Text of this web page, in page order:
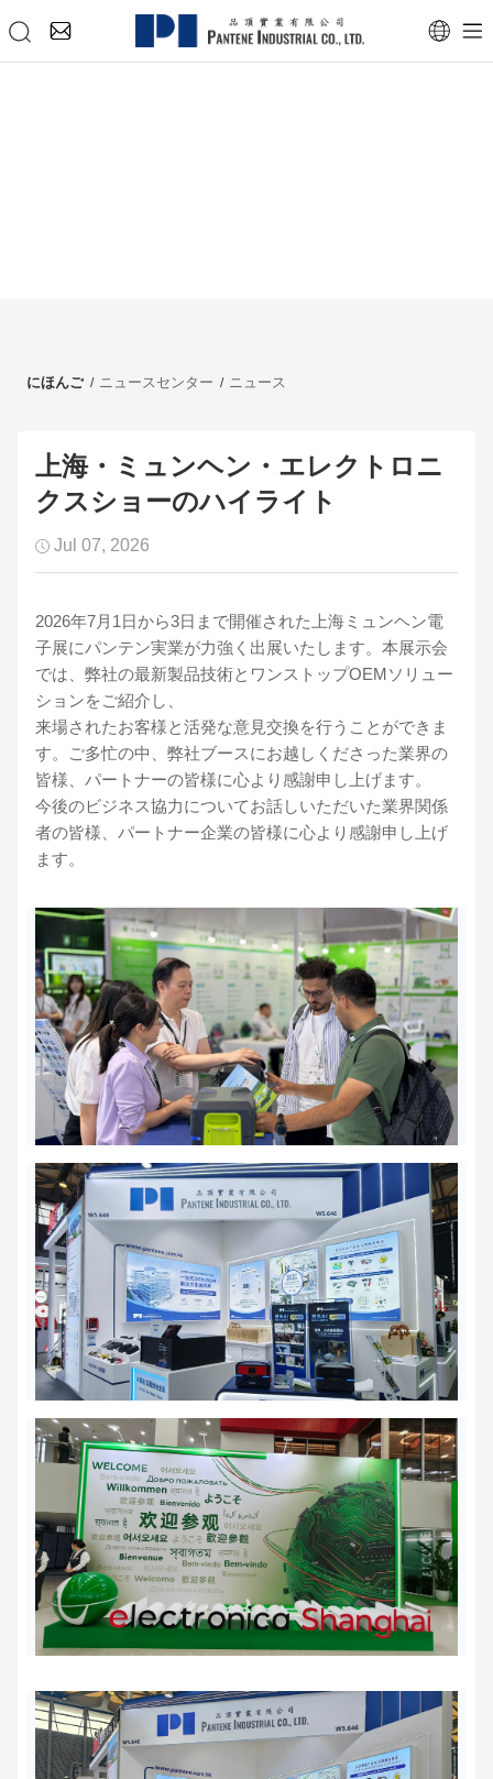
にほんご ニュースセンター ニュース
上海・ミュンヘン・エレクトロニ
クスショーのハイライト
Jul 07, 2026
2026年7月1日から3日まで開催された上海ミュンヘン電
子展にパンテン実業が力強く出展いたします。本展示会
では、弊社の最新製品技術とワンストップOEMソリュー
ションをご紹介し、
来場されたお客様と活発な意見交換を行うことができま
す。ご多忙の中、弊社ブースにお越しくださった業界の
皆様、パートナーの皆様に心より感謝申し上げます。
今後のビジネス協力についてお話しいただいた業界関係
者の皆様、パートナー企業の皆様に心より感謝申し上げ
ます。